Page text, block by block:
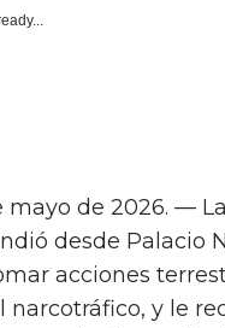
mayo de 2026. —
desde Palacio
acciones
narcotráfico, y le